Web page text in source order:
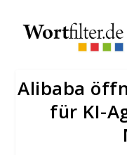
Alibaba
für KI-